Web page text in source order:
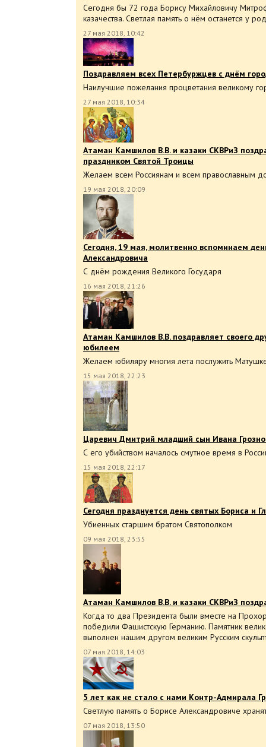
Сегодня бы 72 года Борису Михайловичу
казачества. Светлая память о нём останется у
27 мая 2018, 10:42
Поздравляем всех Петербуржцев с днём
Наилучшие пожелания процветания великому
27 мая 2018, 10:34
Атаман Камшилов В.В. и казаки СКВРиЗ
праздником Святой Троицы
Желаем всем Россиянам и всем православным
19 мая 2018, 20:09
Сегодня, 19 мая, молитвенно вспоминаем
Александровича
С днём рождения Великого Государя
16 мая 2018, 21:26
Атаман Камшилов В.В. поздравляет своего
юбилеем
Желаем юбиляру многия лета послужить
15 мая 2018, 22:23
Царевич Дмитрий младший сын Ивана
С его убийством началось смутное время в
15 мая 2018, 22:17
Сегодня празднуется день святых Бориса и
Убиенных старшим братом Святополком
09 мая 2018, 23:55
Атаман Камшилов В.В. и казаки СКВРиЗ
Когда то два Президента были вместе на
победили Фашистскую Германию. Памятник
выполнен нашим другом великим Русским
07 мая 2018, 14:03
5 лет как не стало с нами Контр-Адмирала
Светлую память о Борисе Александровиче
07 мая 2018, 13:50